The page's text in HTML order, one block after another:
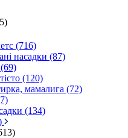
(716)
насадки (87)
(120)
мамалига (72)
(134)